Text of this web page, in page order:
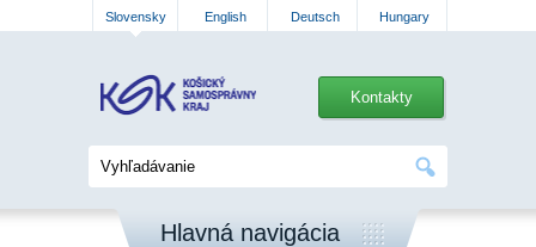
Slovensky English Deutsch Hungary
Kontakty
Hlavná navigácia